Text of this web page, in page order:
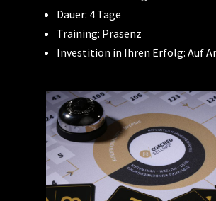
Dauer: 4 Tage
Training: Präsenz
Investition in Ihren Erfolg: Auf